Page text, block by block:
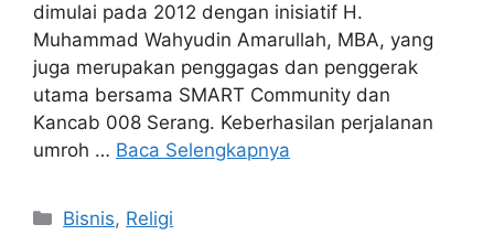
dimulai pada 2012 dengan inisiatif H.
Muhammad Wahyudin Amarullah, MBA, yang
juga merupakan penggagas dan penggerak
utama bersama SMART Community dan
Kancab 008 Serang. Keberhasilan perjalanan
umroh … Baca Selengkapnya
Kategori
Bisnis, Religi